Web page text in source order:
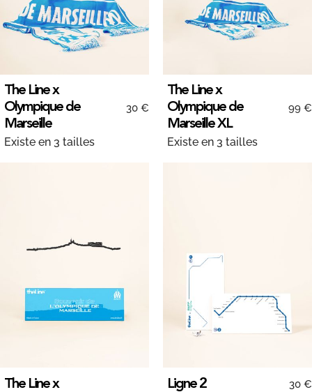
The Line x
Olympique de
Marseille
30 €
Existe en 3 tailles
The Line x
Olympique de
Marseille XL
99 €
Existe en 3 tailles
The Line x Ligne 2 30 €